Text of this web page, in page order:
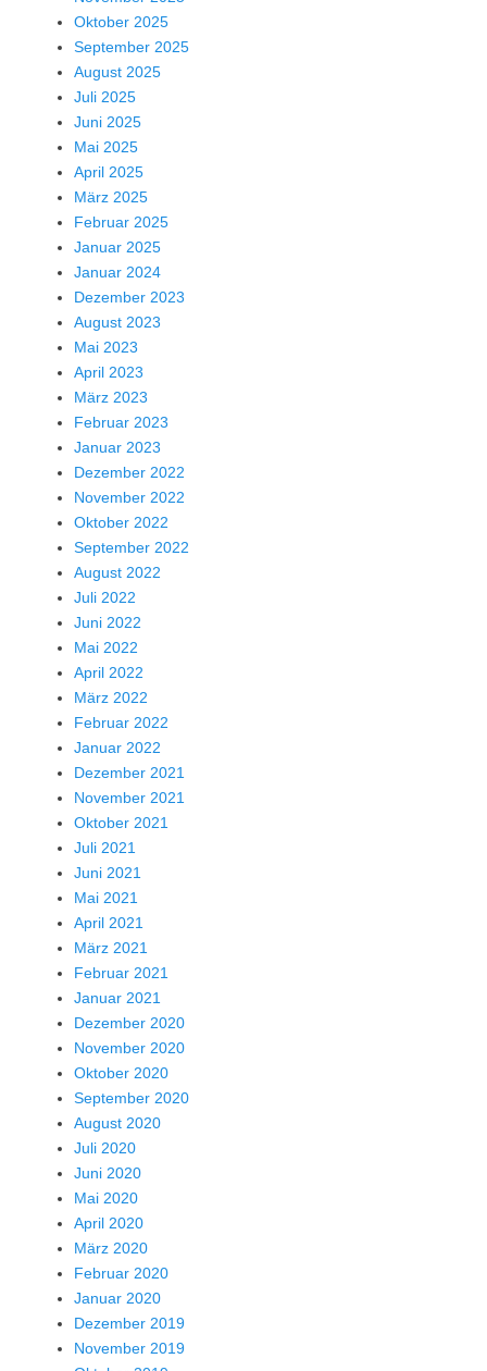
Oktober 2025
September 2025
August 2025
Juli 2025
Juni 2025
Mai 2025
April 2025
März 2025
Februar 2025
Januar 2025
Januar 2024
Dezember 2023
August 2023
Mai 2023
April 2023
März 2023
Februar 2023
Januar 2023
Dezember 2022
November 2022
Oktober 2022
September 2022
August 2022
Juli 2022
Juni 2022
Mai 2022
April 2022
März 2022
Februar 2022
Januar 2022
Dezember 2021
November 2021
Oktober 2021
Juli 2021
Juni 2021
Mai 2021
April 2021
März 2021
Februar 2021
Januar 2021
Dezember 2020
November 2020
Oktober 2020
September 2020
August 2020
Juli 2020
Juni 2020
Mai 2020
April 2020
März 2020
Februar 2020
Januar 2020
Dezember 2019
November 2019